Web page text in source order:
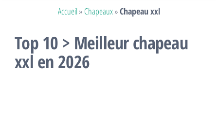
Accueil» Chapeaux»Chapeau xxl
Top 10 > Meilleur chapeau
xxl en 2026